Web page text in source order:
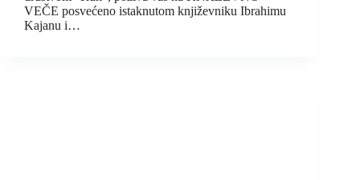
VEČE posvećeno istaknutom književniku Ibrahimu
Kajanu i…